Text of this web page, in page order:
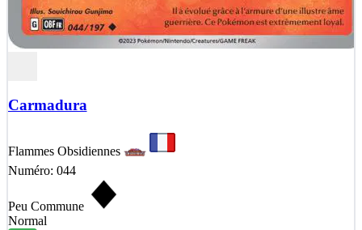
Carmadura
Flammes Obsidiennes
Numéro: 044
Peu Commune
Normal